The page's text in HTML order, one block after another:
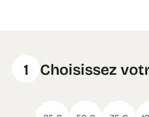
1 Choisissez